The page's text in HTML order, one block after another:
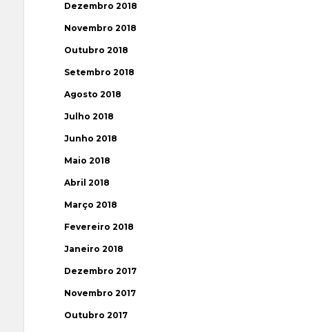
Dezembro 2018
Novembro 2018
Outubro 2018
Setembro 2018
Agosto 2018
Julho 2018
Junho 2018
Maio 2018
Abril 2018
Março 2018
Fevereiro 2018
Janeiro 2018
Dezembro 2017
Novembro 2017
Outubro 2017